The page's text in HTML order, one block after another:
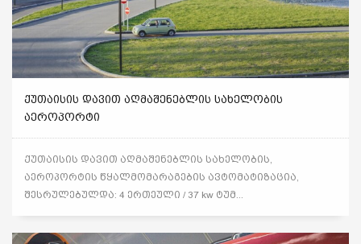
ᲥᲣᲗᲐᲘᲡᲘᲡ ᲓᲐᲕᲘᲗ ᲐᲦᲛᲐᲨᲔᲜᲔᲑᲚᲘᲡ ᲡᲐᲮᲔᲚᲝᲑᲘᲡ
ᲐᲔᲠᲝᲞᲝᲠᲢᲘ
ქუთაისის დავით აღმაშენებლის სახელობის,
აეროპორტის წყალმომარაგების ავტომატიზაცია,
შესრულებულდა: 4 ერთეული / 37 kw ტუმ...